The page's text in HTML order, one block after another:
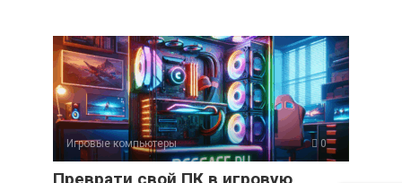
Игровые компьютеры 0
Преврати свой ПК в игровую